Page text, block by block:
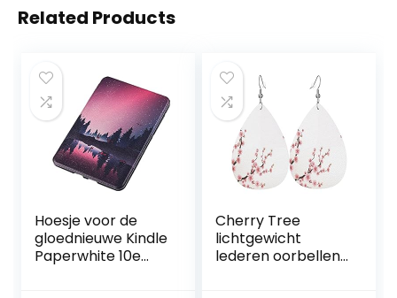
Related Products
Hoesje voor de
gloednieuwe Kindle
Paperwhite 10e
Cherry Tree
lichtgewicht
lederen oorbellen